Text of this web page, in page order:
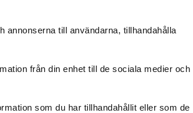
annonserna till användarna, tillhandahålla
från din enhet till de sociala medier och
som du har tillhandahållit eller som de